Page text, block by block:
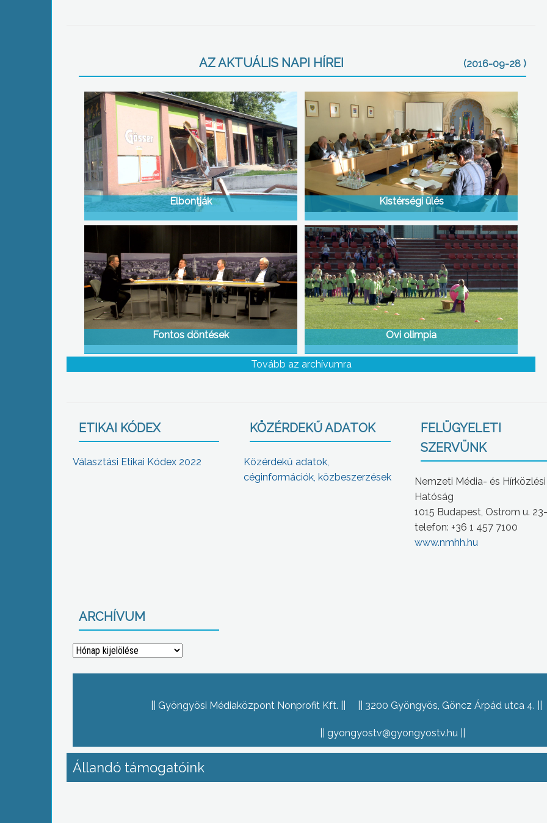
AZ AKTUÁLIS NAPI HÍREI (2016-09-28 )
Elbontják Kistérségi ülés
Fontos döntések Ovi olimpia
Tovább az archívumra
ETIKAI KÓDEX
Választási Etikai Kódex 2022
KÖZÉRDEKŰ ADATOK
Közérdekű adatok,
céginformációk, közbeszerzések
FELÜGYELETI
SZERVÜNK
Nemzeti Média- és Hírközlési
Hatóság
1015 Budapest, Ostrom u.
telefon: +36 1 457 7100
www.nmhh.hu
ARCHÍVUM
Archívum
Gyöngyösi Médiaközpont Nonprofit Kft. 3200 Gyöngyös, Göncz Árpád utca 4.
gyongyostv@gyongyostv.hu
Állandó támogatóink